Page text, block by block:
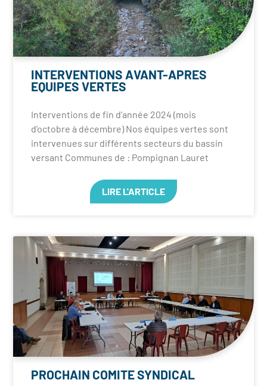
INTERVENTIONS AVANT-APRES
EQUIPES VERTES
Interventions de fin d’année 2024 (mois
d’octobre à décembre) Nos équipes vertes sont
intervenues sur différents secteurs du bassin
versant Communes de : Pompignan Lauret
LIRE L'ARTICLE
PROCHAIN COMITE SYNDICAL